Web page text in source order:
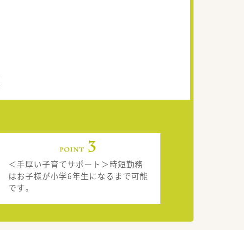
＜手厚い子育てサポート＞時短勤務
はお子様が小学6年生になるまで可能
です。